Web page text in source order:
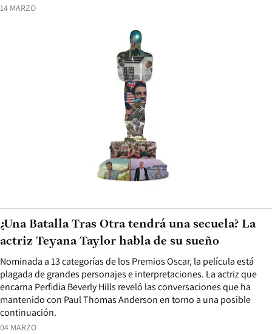
14 MARZO
04 MARZO
Nominada a 13 categorías de los Premios Oscar, la película está
plagada de grandes personajes e interpretaciones. La actriz que
encarna Perfidia Beverly Hills reveló las conversaciones que ha
mantenido con Paul Thomas Anderson en torno a una posible
continuación.
¿Una Batalla Tras Otra tendrá una secuela? La
actriz Teyana Taylor habla de su sueño